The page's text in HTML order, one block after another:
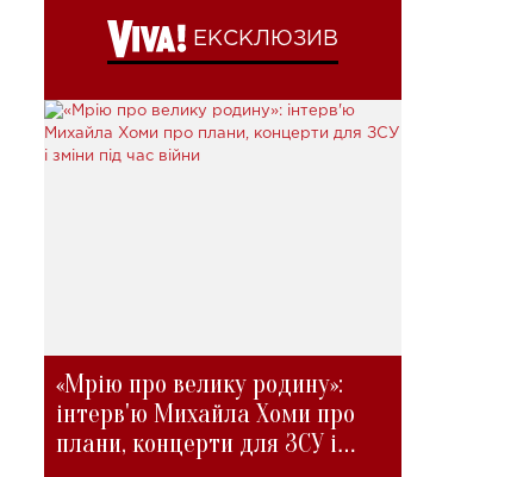
ЕКСКЛЮЗИВ
«Мрію про велику родину»:
інтерв'ю Михайла Хоми про
плани, концерти для ЗСУ і